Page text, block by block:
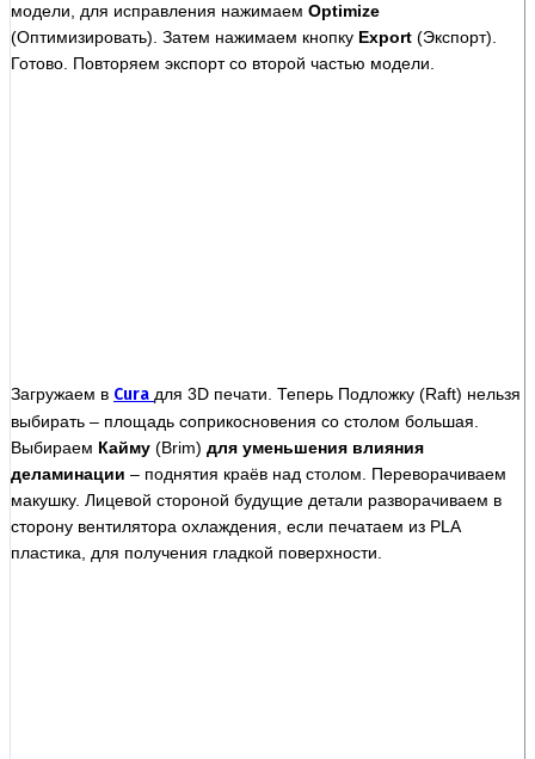
модели, для исправления нажимаем Optimize
(Оптимизировать). Затем нажимаем кнопку Export (Экспорт).
Готово. Повторяем экспорт со второй частью модели.
Загружаем в Cura для 3D печати. Теперь Подложку (Raft) нельзя
выбирать – площадь соприкосновения со столом большая.
Выбираем Кайму (Brim) для уменьшения влияния
деламинации – поднятия краёв над столом. Переворачиваем
макушку. Лицевой стороной будущие детали разворачиваем в
сторону вентилятора охлаждения, если печатаем из PLA
пластика, для получения гладкой поверхности.